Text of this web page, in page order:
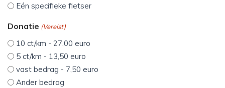
Eén specifieke fietser
Donatie (Vereist)
10 ct/km - 27,00 euro
5 ct/km - 13,50 euro
vast bedrag - 7,50 euro
Ander bedrag